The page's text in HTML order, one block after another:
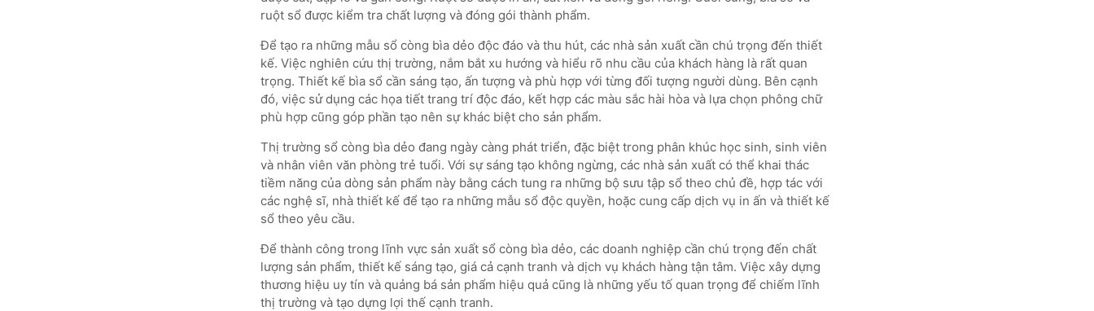
ruột sổ được kiểm tra chất lượng và đóng gói thành phẩm.
Để tạo ra những mẫu sổ còng bìa dẻo độc đáo và thu hút, các nhà sản xuất cần chú trọng đến thiết
kế. Việc nghiên cứu thị trường, nắm bắt xu hướng và hiểu rõ nhu cầu của khách hàng là rất quan
trọng. Thiết kế bìa sổ cần sáng tạo, ấn tượng và phù hợp với từng đối tượng người dùng. Bên cạnh
đó, việc sử dụng các họa tiết trang trí độc đáo, kết hợp các màu sắc hài hòa và lựa chọn phông chữ
phù hợp cũng góp phần tạo nên sự khác biệt cho sản phẩm.
Thị trường sổ còng bìa dẻo đang ngày càng phát triển, đặc biệt trong phân khúc học sinh, sinh viên
và nhân viên văn phòng trẻ tuổi. Với sự sáng tạo không ngừng, các nhà sản xuất có thể khai thác
tiềm năng của dòng sản phẩm này bằng cách tung ra những bộ sưu tập sổ theo chủ đề, hợp tác với
các nghệ sĩ, nhà thiết kế để tạo ra những mẫu sổ độc quyền, hoặc cung cấp dịch vụ in ấn và thiết kế
sổ theo yêu cầu.
Để thành công trong lĩnh vực sản xuất sổ còng bìa dẻo, các doanh nghiệp cần chú trọng đến chất
lượng sản phẩm, thiết kế sáng tạo, giá cả cạnh tranh và dịch vụ khách hàng tận tâm. Việc xây dựng
thương hiệu uy tín và quảng bá sản phẩm hiệu quả cũng là những yếu tố quan trọng để chiếm lĩnh
thị trường và tạo dựng lợi thế cạnh tranh.